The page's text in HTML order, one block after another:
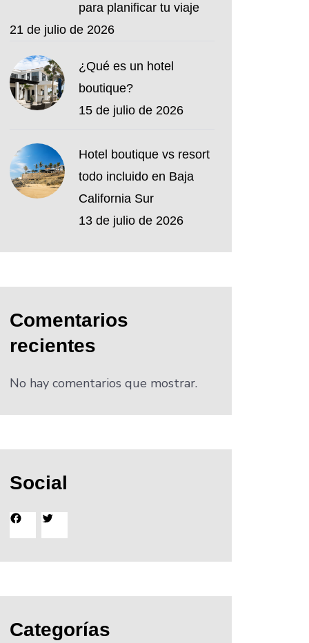
para planificar tu viaje
21 de julio de 2026
¿Qué es un hotel
boutique?
15 de julio de 2026
Hotel boutique vs resort
todo incluido en Baja
California Sur
13 de julio de 2026
Comentarios
recientes
No hay comentarios que mostrar.
Social
FacebookTwitter
Categorías